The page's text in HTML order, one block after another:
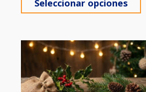
Seleccionar opciones